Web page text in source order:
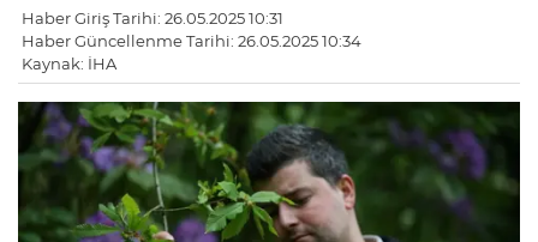
Haber Giriş Tarihi: 26.05.2025 10:31
Haber Güncellenme Tarihi: 26.05.2025 10:34
Kaynak: İHA